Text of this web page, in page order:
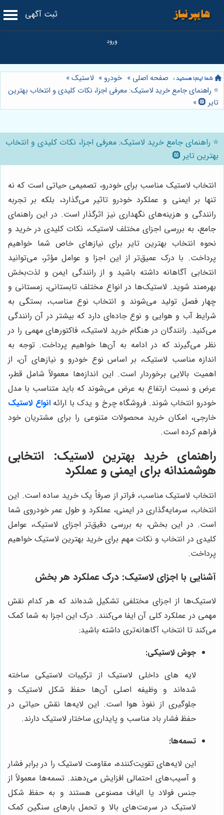
ثبت آگهی
صفحه اصلی » خودرو » لاستیک»
⭐️ راهنمای جامع خرید لاستیک: معرفی اجزا، نکات کلیدی و انتخاب بهترین
تایر 🛞
»
⭐️ راهنمای جامع خرید لاستیک: معرفی اجزا، نکات کلیدی و انتخاب
بهترین تایر 🛞
انتخاب لاستیک مناسب برای خودرو، تصمیمی حیاتی است که نه
تنها بر ایمنی و عملکرد خودرو تاثیر می‌گذارد، بلکه بر تجربه
رانندگی و هزینه‌های نگهداری نیز اثرگذار است. در این راهنمای
جامع، به بررسی اجزای مختلف لاستیک، نکات کلیدی در خرید و
نحوه انتخاب بهترین تایر برای نیازهای خاص شما خواهیم
پرداخت. با درک عمیق‌تر از این اجزا و عوامل مؤثر، می‌توانید
انتخابی آگاهانه داشته باشید و از رانندگی ایمن و لذت‌بخش
بهره‌مند شوید. لاستیک‌ها در انواع مختلف تابستانی، زمستانی و
چهار فصل تولید می‌شوند و انتخاب نوع مناسب، بستگی به
شرایط آب و هوایی و نوع جاده‌ای دارد که بیشتر در آن رانندگی
می‌کنید. رانندگان در هنگام خرید لاستیک، فاکتورهای مهمی را در
نظر می‌گیرند که در ادامه به آن‌ها خواهیم پرداخت. توجه به
اندازه مناسب لاستیک، بر اساس نوع خودرو و نیازهای آن، از
اهمیت بالایی برخوردار است. این اندازه‌ها معمولاً شامل قطر،
عرض و نسبت ارتفاع به عرض می‌شوند که باید متناسب با مدل
خودرو انتخاب شوند. فروشگاه چرخ و یدک با ارائهانواع لاستیک
خارجی، امکان خرید محصولات متنوعی را برای مشتریان خود
فراهم کرده است.
راهنمای خرید بهترین لاستیک: انتخابی
هوشمندانه برای ایمنی و عملکرد
انتخاب لاستیک مناسب، فراتر از صرفاً یک خرید ساده است. این
انتخاب، سرمایه‌گذاری در ایمنی، عملکرد و طول عمر خودروی شما
است. در این بخش، به بررسی دقیق‌تر اجزای لاستیک، عوامل
کلیدی در انتخاب و نکات مهم برای خرید بهترین لاستیک خواهیم
پرداخت.
آشنایی با اجزای لاستیک: درک عملکرد هر بخش
لاستیک‌ها از اجزای مختلفی تشکیل شده‌اند که هر کدام نقش
مهمی در عملکرد کلی آن ایفا می‌کنند. درک این اجزا به شما کمک
می‌کند تا انتخاب آگاهانه‌تری داشته باشید:
جوش لاستیکی:
لایه های داخلی لاستیک از ترکیبات لاستیکی ساخته
شده‌اند و وظیفه اصلی آن‌ها حفظ شکل لاستیک و
جلوگیری از نفوذ هوا است. این لایه‌ها نقش حیاتی در
حفظ فشار باد مناسب و پایداری ساختار لاستیک دارند.
تسمه‌ها:
این لایه‌های تقویت‌کننده، مقاومت لاستیک را در برابر فشار
و آسیب‌های احتمالی افزایش می‌دهند. تسمه‌ها معمولاً از
جنس فولاد یا الیاف مصنوعی هستند و به حفظ شکل
لاستیک در سرعت‌های بالا و تحمل بارهای سنگین کمک